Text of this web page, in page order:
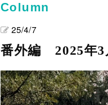
Column
25/4/7
番外編 2025年3